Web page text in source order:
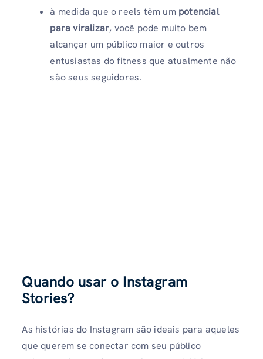
à medida que o reels têm um potencial
para viralizar, você pode muito bem
alcançar um público maior e outros
entusiastas do fitness que atualmente não
são seus seguidores.
Quando usar o Instagram
Stories?
As histórias do Instagram são ideais para aqueles
que querem se conectar com seu público